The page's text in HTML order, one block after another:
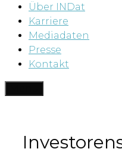
Über INDat
Karriere
Mediadaten
Presse
Kontakt